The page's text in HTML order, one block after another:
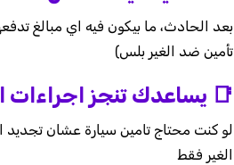
بعد الحادث، ما بيكون فيه اي مبالغ
تأمين ضد الغير بلس)
📑 يساعدك تنجز اجراءات
لو كنت محتاج تامين سيارة عشان تجديد
الغير فقط